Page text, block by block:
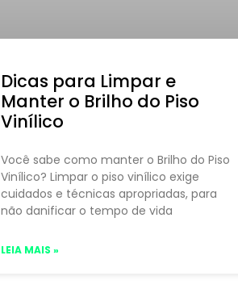
Dicas para Limpar e
Manter o Brilho do Piso
Vinílico
Você sabe como manter o Brilho do Piso
Vinílico? Limpar o piso vinílico exige
cuidados e técnicas apropriadas, para
não danificar o tempo de vida
LEIA MAIS »